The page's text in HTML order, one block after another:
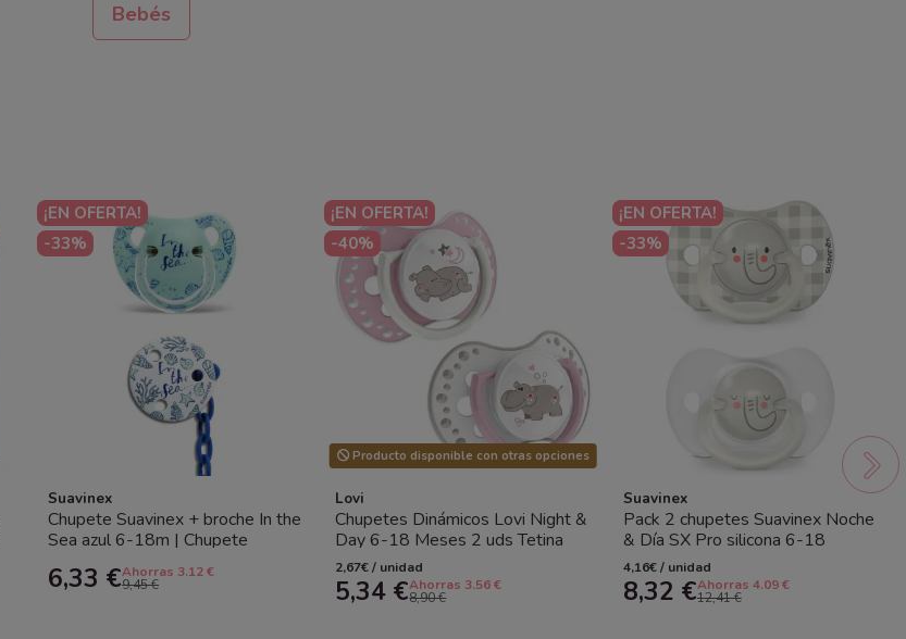
Bebés
¡EN OFERTA!
-33%
Suavinex
Chupete Suavinex + broche In the
Sea azul 6-18m | Chupete
6,33 €Ahorras 3.12 €
9,45 €
¡EN OFERTA!
-40%
Producto disponible con otras opciones
Lovi
Chupetes Dinámicos Lovi Night &
Day 6-18 Meses 2 uds Tetina
Silicona
2,67€ / unidad
5,34 €Ahorras 3.56 €
8,90 €
¡EN OFERTA!
-33%
Suavinex
Pack 2 chupetes Suavinex Noche
& Día SX Pro silicona 6-18
meses | Chupete bebé brilla...
4,16€ / unidad
8,32 €Ahorras 4.09 €
12,41 €